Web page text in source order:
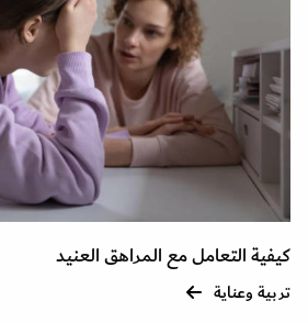
كيفية التعامل مع المراهق العنيد
تربية وعناية